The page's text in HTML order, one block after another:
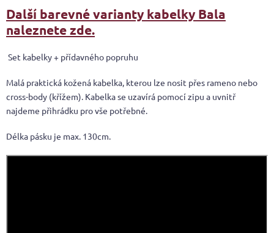
Další barevné varianty kabelky Bala
naleznete zde.
Set kabelky + přídavného popruhu
Malá praktická kožená kabelka, kterou lze nosit přes rameno nebo
cross-body (křížem). Kabelka se uzavírá pomocí zipu a uvnitř
najdeme přihrádku pro vše potřebné.
Délka pásku je max. 130cm.